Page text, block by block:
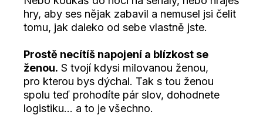
hry, aby ses nějak zabavil a nemusel jsi čelit
tomu, jak daleko od sebe vlastně jste.
Prostě necítíš napojení a blízkost se
ženou. S tvojí kdysi milovanou ženou,
pro kterou bys dýchal. Tak s tou ženou
spolu teď prohodíte pár slov, dohodnete
logistiku… a to je všechno.